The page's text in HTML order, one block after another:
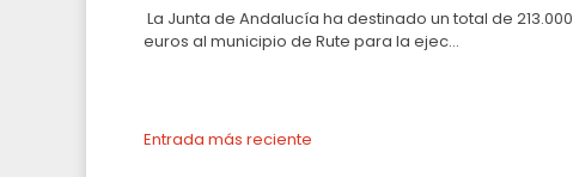
La Junta de Andalucía ha destinado un total de 213.000
euros al municipio de Rute para la ejec...
Entrada más reciente